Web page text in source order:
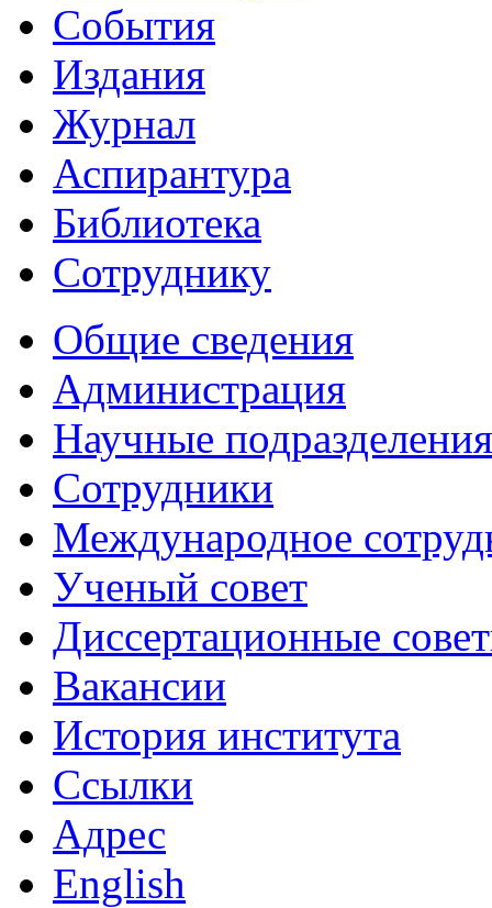
События
Издания
Журнал
Аспирантура
Библиотека
Сотруднику
Общие сведения
Администрация
Научные подразделения
Сотрудники
Международное
Ученый совет
Диссертационные
Вакансии
История института
Ссылки
Адрес
English